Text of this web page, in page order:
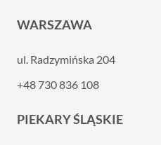
WARSZAWA
ul. Radzymińska 204
+48 730 836 108
PIEKARY ŚLĄSKIE